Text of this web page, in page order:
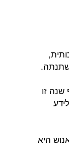
זו
לידע
היא